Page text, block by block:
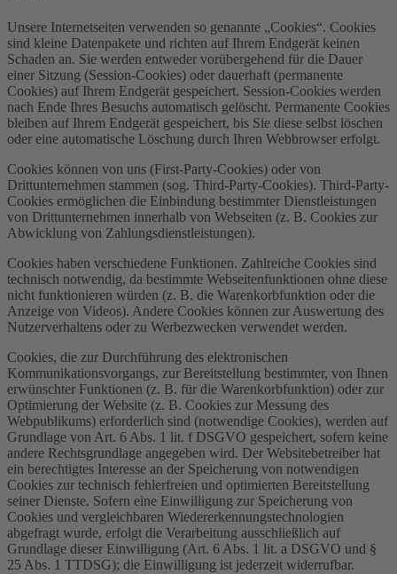
Unsere Internetseiten verwenden so genannte „Cookies“. Cookies
sind kleine Datenpakete und richten auf Ihrem Endgerät keinen
Schaden an. Sie werden entweder vorübergehend für die Dauer
einer Sitzung (Session-Cookies) oder dauerhaft (permanente
Cookies) auf Ihrem Endgerät gespeichert. Session-Cookies werden
nach Ende Ihres Besuchs automatisch gelöscht. Permanente Cookies
bleiben auf Ihrem Endgerät gespeichert, bis Sie diese selbst löschen
oder eine automatische Löschung durch Ihren Webbrowser erfolgt.
Cookies können von uns (First-Party-Cookies) oder von
Drittunternehmen stammen (sog. Third-Party-Cookies). Third-Party-
Cookies ermöglichen die Einbindung bestimmter Dienstleistungen
von Drittunternehmen innerhalb von Webseiten (z. B. Cookies zur
Abwicklung von Zahlungsdienstleistungen).
Cookies haben verschiedene Funktionen. Zahlreiche Cookies sind
technisch notwendig, da bestimmte Webseitenfunktionen ohne diese
nicht funktionieren würden (z. B. die Warenkorbfunktion oder die
Anzeige von Videos). Andere Cookies können zur Auswertung des
Nutzerverhaltens oder zu Werbezwecken verwendet werden.
Cookies, die zur Durchführung des elektronischen
Kommunikationsvorgangs, zur Bereitstellung bestimmter, von Ihnen
erwünschter Funktionen (z. B. für die Warenkorbfunktion) oder zur
Optimierung der Website (z. B. Cookies zur Messung des
Webpublikums) erforderlich sind (notwendige Cookies), werden auf
Grundlage von Art. 6 Abs. 1 lit. f DSGVO gespeichert, sofern keine
andere Rechtsgrundlage angegeben wird. Der Websitebetreiber hat
ein berechtigtes Interesse an der Speicherung von notwendigen
Cookies zur technisch fehlerfreien und optimierten Bereitstellung
seiner Dienste. Sofern eine Einwilligung zur Speicherung von
Cookies und vergleichbaren Wiedererkennungstechnologien
abgefragt wurde, erfolgt die Verarbeitung ausschließlich auf
Grundlage dieser Einwilligung (Art. 6 Abs. 1 lit. a DSGVO und §
25 Abs. 1 TTDSG); die Einwilligung ist jederzeit widerrufbar.